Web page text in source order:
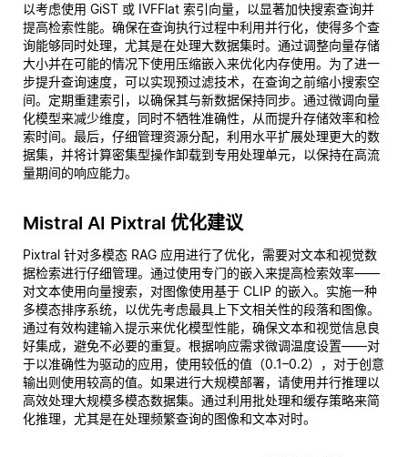
以考虑使用 GiST 或 IVFFlat 索引向量，以显著加快搜索查询并
提高检索性能。确保在查询执行过程中利用并行化，使得多个查
询能够同时处理，尤其是在处理大数据集时。通过调整向量存储
大小并在可能的情况下使用压缩嵌入来优化内存使用。为了进一
步提升查询速度，可以实现预过滤技术，在查询之前缩小搜索空
间。定期重建索引，以确保其与新数据保持同步。通过微调向量
化模型来减少维度，同时不牺牲准确性，从而提升存储效率和检
索时间。最后，仔细管理资源分配，利用水平扩展处理更大的数
据集，并将计算密集型操作卸载到专用处理单元，以保持在高流
量期间的响应能力。
Mistral AI Pixtral 优化建议
Pixtral 针对多模态 RAG 应用进行了优化，需要对文本和视觉数
据检索进行仔细管理。通过使用专门的嵌入来提高检索效率——
对文本使用向量搜索，对图像使用基于 CLIP 的嵌入。实施一种
多模态排序系统，以优先考虑最具上下文相关性的段落和图像。
通过有效构建输入提示来优化模型性能，确保文本和视觉信息良
好集成，避免不必要的重复。根据响应需求微调温度设置——对
于以准确性为驱动的应用，使用较低的值（0.1–0.2），对于创意
输出则使用较高的值。如果进行大规模部署，请使用并行推理以
高效处理大规模多模态数据集。通过利用批处理和缓存策略来简
化推理，尤其是在处理频繁查询的图像和文本对时。